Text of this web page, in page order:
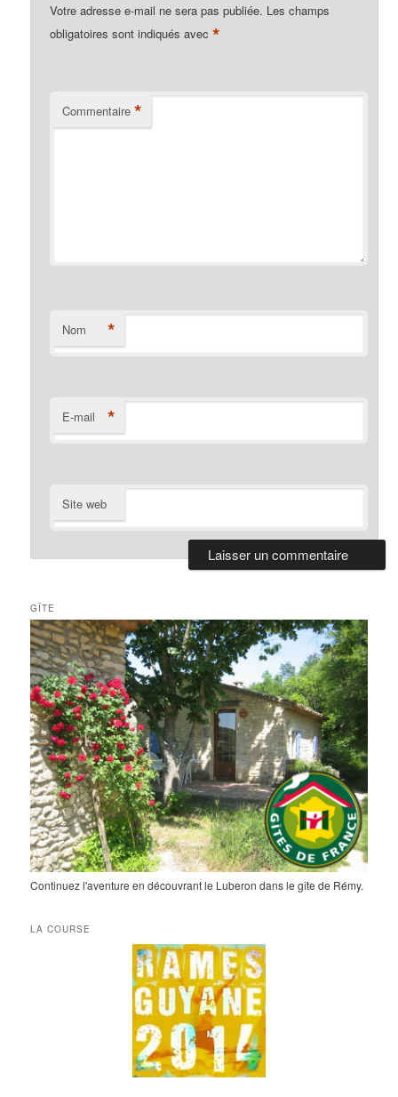
Votre adresse e-mail ne sera pas publiée. Les champs
obligatoires sont indiqués avec*
Commentaire *
Nom *
E-mail *
Site web
GÎTE
Continuez l'aventure en découvrant le Luberon dans le gîte de Rémy.
LA COURSE